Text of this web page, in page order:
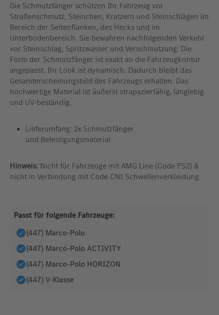
Die Schmutzfänger schützen Ihr Fahrzeug vor
Straßenschmutz, Steinchen, Kratzern und Steinschlägen im
Bereich der Seitenflanken, des Hecks und im
Unterbodenbereich. Sie bewahren nachfolgenden Verkehr
vor Steinschlag, Spritzwasser und Verschmutzung. Die
Form der Schmutzfänger ist exakt an die Fahrzeugkontur
angepasst. Ihr Look ist dynamisch. Dadurch bleibt das
Gesamterscheinungsbild des Fahrzeugs erhalten. Das
hochwertige Material ist äußerst strapazierfähig, langlebig
und UV-beständig.
Lieferumfang: 2x Schmutzfänger
und Befestigungsmaterial
Hinweis: Nicht für Fahrzeuge mit AMG Line (Code PS2) &
nicht in Verbindung mit Code CN1 Schwellenverkleidung.
Passt für folgende Fahrzeuge:
(447) Marco-Polo
(447) Marco-Polo ACTIVITY
(447) Marco-Polo HORIZON
(447) V-Klasse